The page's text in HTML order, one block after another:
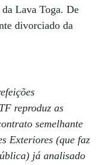
Lava Toga. De
divorciado da
reproduz as
semelhante
Exteriores (que faz
já analisado